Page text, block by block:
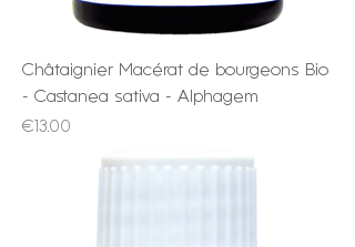
Châtaignier Macérat de bourgeons Bio
- Castanea sativa - Alphagem
Price
€13.00